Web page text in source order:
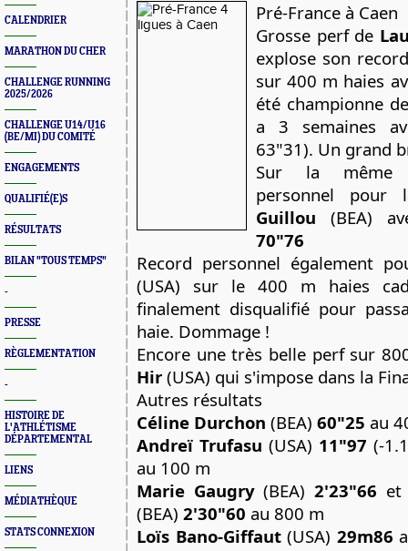
CALENDRIER
MARATHON DU CHER
CHALLENGE RUNNING
2025/2026
CHALLENGE U14/U16
(BE/MI) DU COMITÉ
ENGAGEMENTS
QUALIFIÉ(E)S
RÉSULTATS
BILAN "TOUS TEMPS"
-
PRESSE
RÈGLEMENTATION
-
HISTOIRE DE
L'ATHLÉTISME
DÉPARTEMENTAL
LIENS
MÉDIATHÈQUE
STATS CONNEXION
Pré-France à Caen
Grosse perf de
explose son
sur 400 m haies
été championne
a 3 semaines
63"31). Un grand
Sur la même
personnel
Guillou (BEA)
70"76
Record personnel également
(USA) sur le 400 m haies
finalement disqualifié pour
haie. Dommage !
Encore une très belle perf sur
Hir (USA) qui s'impose dans la
Autres résultats
Céline Durchon (BEA) 60"25 au
Andreï Trufasu (USA) 11"97 (-
au 100 m
Marie Gaugry(BEA)2'23"66
(BEA) 2'30"60 au 800 m
Loïs Bano-Giffaut(USA) 29m86